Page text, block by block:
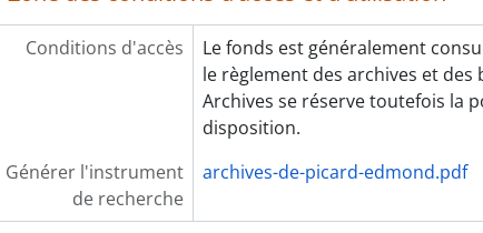
Conditions d'accès
Le fonds est généralement
le règlement des archives et des
Archives se réserve toutefois la
disposition.
Générer l'instrument
de recherche
archives-de-picard-edmond.pdf